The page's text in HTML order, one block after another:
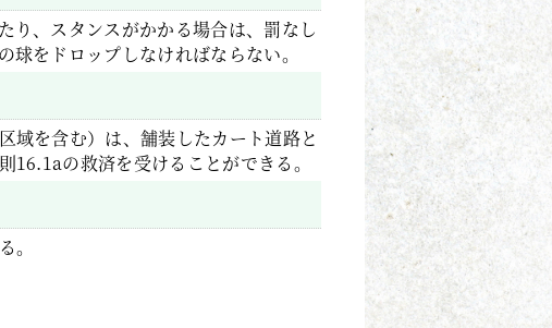
り、スタンスがかかる場合は、罰なし
をドロップしなければならない。
域を含む）は、舗装したカート道路と
の救済を受けることができる。
。